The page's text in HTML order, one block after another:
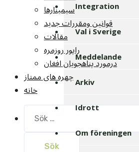
سيمينارها
قوانين ومقررات جديد
مقالات
راپور روزمره
درمورد پناهجويان افغان
چهره های ممتاز
خانه
efter:
Integration
Val i Sverige
Meddelande
Arkiv
Idrott
Om föreningen